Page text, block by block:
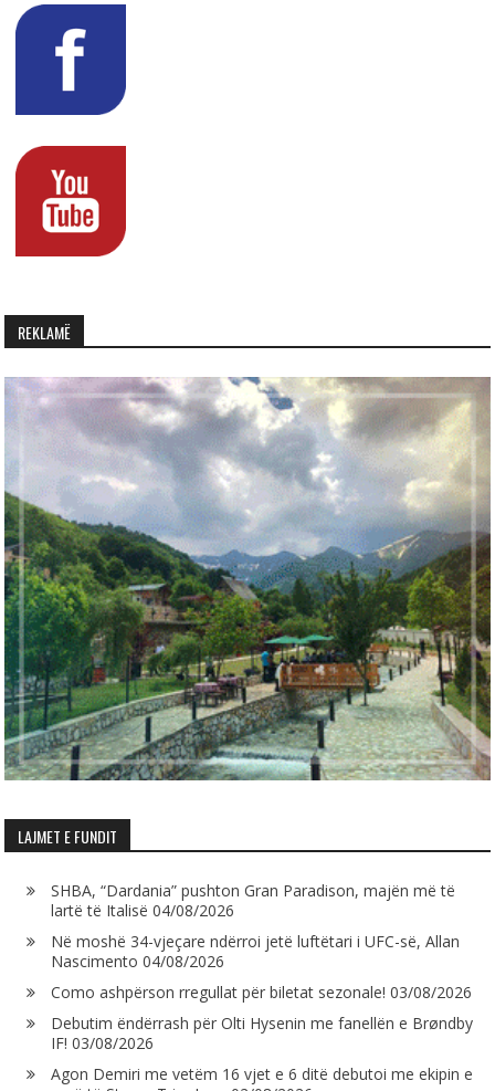
REKLAMË
LAJMET E FUNDIT
SHBA, “Dardania” pushton Gran Paradison, majën më të
lartë të Italisë 04/08/2026
Në moshë 34-vjeçare ndërroi jetë luftëtari i UFC-së, Allan
Nascimento 04/08/2026
Como ashpërson rregullat për biletat sezonale! 03/08/2026
Debutim ëndërrash për Olti Hysenin me fanellën e Brøndby
IF! 03/08/2026
Agon Demiri me vetëm 16 vjet e 6 ditë debutoi me ekipin e